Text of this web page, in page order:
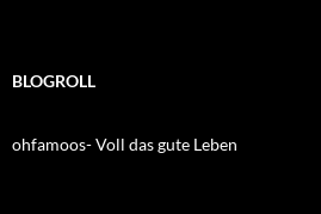
BLOGROLL
ohfamoos- Voll das gute Leben